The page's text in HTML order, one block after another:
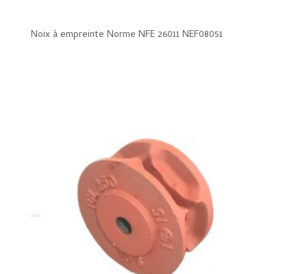
Noix à empreinte Norme NFE 26011 NEF08051